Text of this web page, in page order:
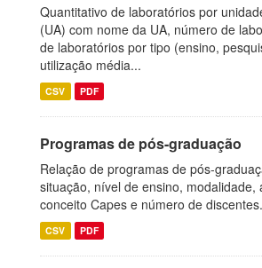
Quantitativo de laboratórios por
(UA) com nome da UA, número de
de laboratórios por tipo (ensino,
utilização média...
CSV PDF
Programas de pós-graduação
Relação de programas de pós-
situação, nível de ensino, modalidade,
conceito Capes e número de discentes.
CSV PDF